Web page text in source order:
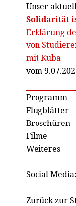
Unser
Solidarität
Erklärung
von
mit Kuba
vom
Programm
Flugblätter
Broschüren
Filme
Weiteres
Social Media:
Zurück zur